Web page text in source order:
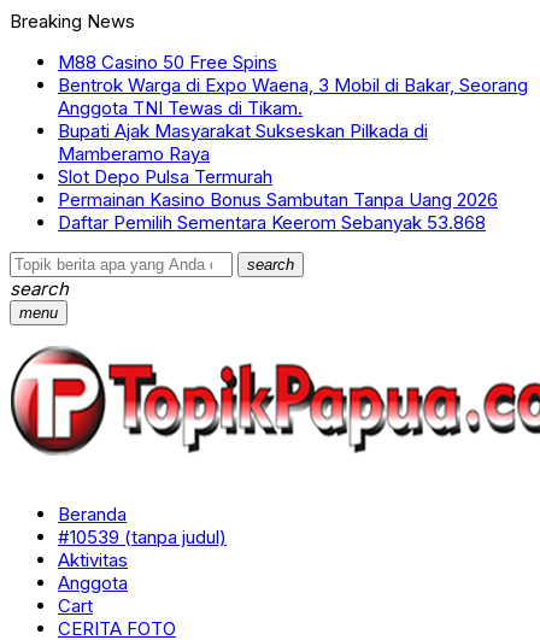
Breaking News
M88 Casino 50 Free Spins
Bentrok Warga di Expo Waena, 3 Mobil di Bakar, Seorang
Anggota TNI Tewas di Tikam.
Bupati Ajak Masyarakat Sukseskan Pilkada di
Mamberamo Raya
Slot Depo Pulsa Termurah
Permainan Kasino Bonus Sambutan Tanpa Uang 2026
Daftar Pemilih Sementara Keerom Sebanyak 53.868
search
search
menu
Beranda
#10539 (tanpa judul)
Aktivitas
Anggota
Cart
CERITA FOTO